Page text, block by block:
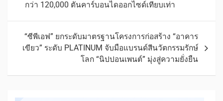
กว่า 120,000 ตันคาร์บอนไดออกไซด์เทียบเท่า
“ซีพีเอฟ” ยกระดับมาตรฐานโครงการก่อสร้าง “อาคาร
เขียว” ระดับ PLATINUM จับมือแบรนด์สีนวัตกรรมรักษ์
โลก “นิปปอนเพนต์” มุ่งสู่ความยั่งยืน